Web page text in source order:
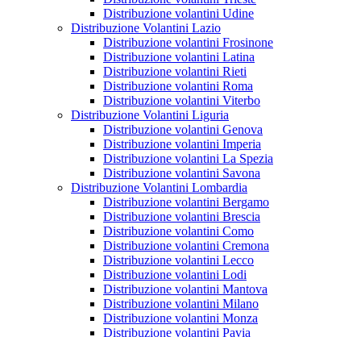
Distribuzione volantini Udine
Distribuzione Volantini Lazio
Distribuzione volantini Frosinone
Distribuzione volantini Latina
Distribuzione volantini Rieti
Distribuzione volantini Roma
Distribuzione volantini Viterbo
Distribuzione Volantini Liguria
Distribuzione volantini Genova
Distribuzione volantini Imperia
Distribuzione volantini La Spezia
Distribuzione volantini Savona
Distribuzione Volantini Lombardia
Distribuzione volantini Bergamo
Distribuzione volantini Brescia
Distribuzione volantini Como
Distribuzione volantini Cremona
Distribuzione volantini Lecco
Distribuzione volantini Lodi
Distribuzione volantini Mantova
Distribuzione volantini Milano
Distribuzione volantini Monza
Distribuzione volantini Pavia